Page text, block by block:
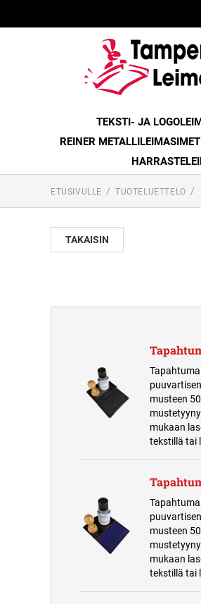
TEKSTI- JA
REINER METALLILEIMASIMET
ETUSIVULLE TUOTELUETTELO
TAKAISIN
musteen
mukaan
tekstillä tai
musteen
mukaan
tekstillä tai